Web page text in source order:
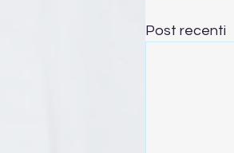
Post recenti